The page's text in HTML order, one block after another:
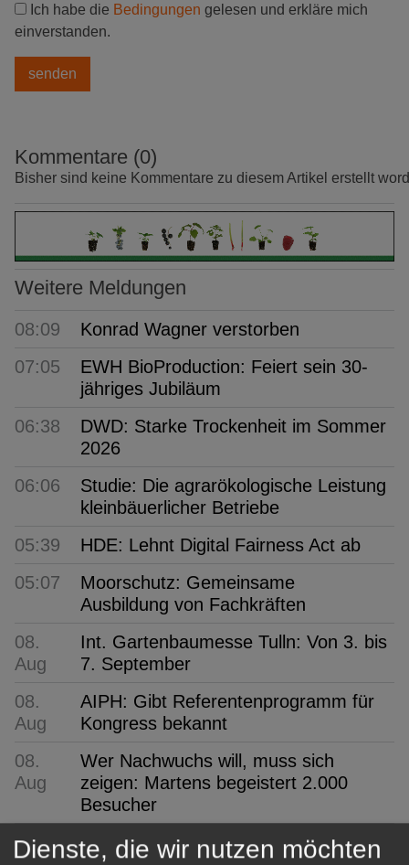
Ich habe die Bedingungen gelesen und erkläre mich
einverstanden.
Kommentare (0)
Bisher sind keine Kommentare zu diesem Artikel erstellt
Weitere Meldungen
08:09
Konrad Wagner verstorben
07:05
EWH BioProduction: Feiert sein 30-
jähriges Jubiläum
06:38
DWD: Starke Trockenheit im Sommer
2026
06:06
Studie: Die agrarökologische Leistung
kleinbäuerlicher Betriebe
05:39
HDE: Lehnt Digital Fairness Act ab
05:07
Moorschutz: Gemeinsame
Ausbildung von Fachkräften
08.
Aug
Int. Gartenbaumesse Tulln: Von 3. bis
7. September
08.
Aug
AIPH: Gibt Referentenprogramm für
Kongress bekannt
08.
Aug
Wer Nachwuchs will, muss sich
zeigen: Martens begeistert 2.000
Besucher
08.
ifo: Deutsche Wirtschaft
Dienste, die wir nutzen möchten